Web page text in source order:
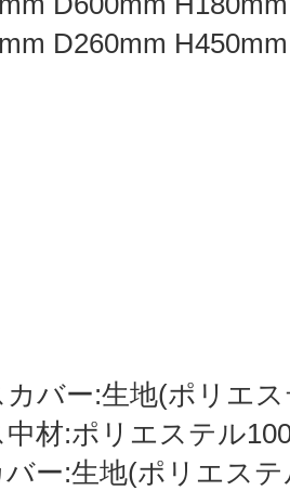
D260mm H450mm
カバー:生地(ポリエ
中材:ポリエステル
バー:生地(ポリエス